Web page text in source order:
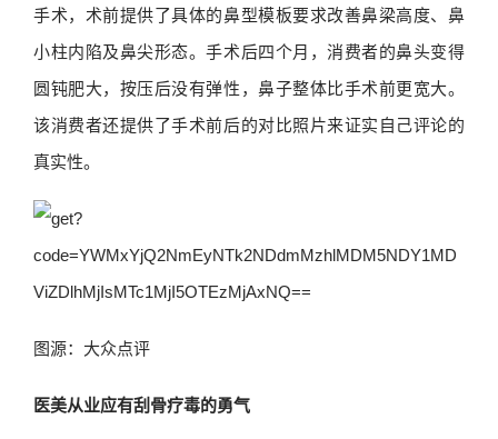
手术，术前提供了具体的鼻型模板要求改善鼻梁高度、鼻
小柱内陷及鼻尖形态。手术后四个月，消费者的鼻头变得
圆钝肥大，按压后没有弹性，鼻子整体比手术前更宽大。
该消费者还提供了手术前后的对比照片来证实自己评论的
真实性。
图源：大众点评
医美从业应有刮骨疗毒的勇气